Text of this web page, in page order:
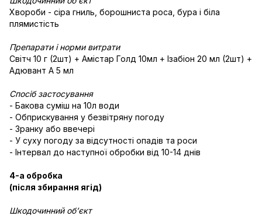
Хвороби - сіра гниль, борошниста роса, бура і біла
плямистість
Препарати і норми витрати
Світч 10 г (2шт) + Амістар Голд 10мл + Ізабіон 20 мл (2шт) +
Адювант А 5 мл
Спосіб застосування
- Бакова суміш на 10л води
- Обприскування у безвітряну погоду
- Зранку або ввечері
- У суху погоду за відсутності опадів та роси
- Інтервал до наступної обробки від 10-14 днів
4-а обробка
(після збирання ягід)
Шкодочинний об’єкт